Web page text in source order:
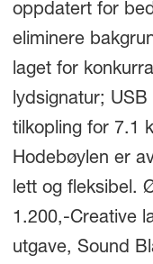
oppdatert for
eliminere
laget for
lydsignatur;
tilkopling for 7.1
Hodebøylen er
lett og fleksibel.
1.200,-Creative
utgave, Sound